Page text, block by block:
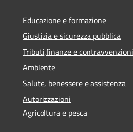
Educazione e formazione
Giustizia e sicurezza pubblica
Tributi,finanze e contravvenzioni
Ambiente
Salute, benessere e assistenza
Autorizzazioni
Agricoltura e pesca